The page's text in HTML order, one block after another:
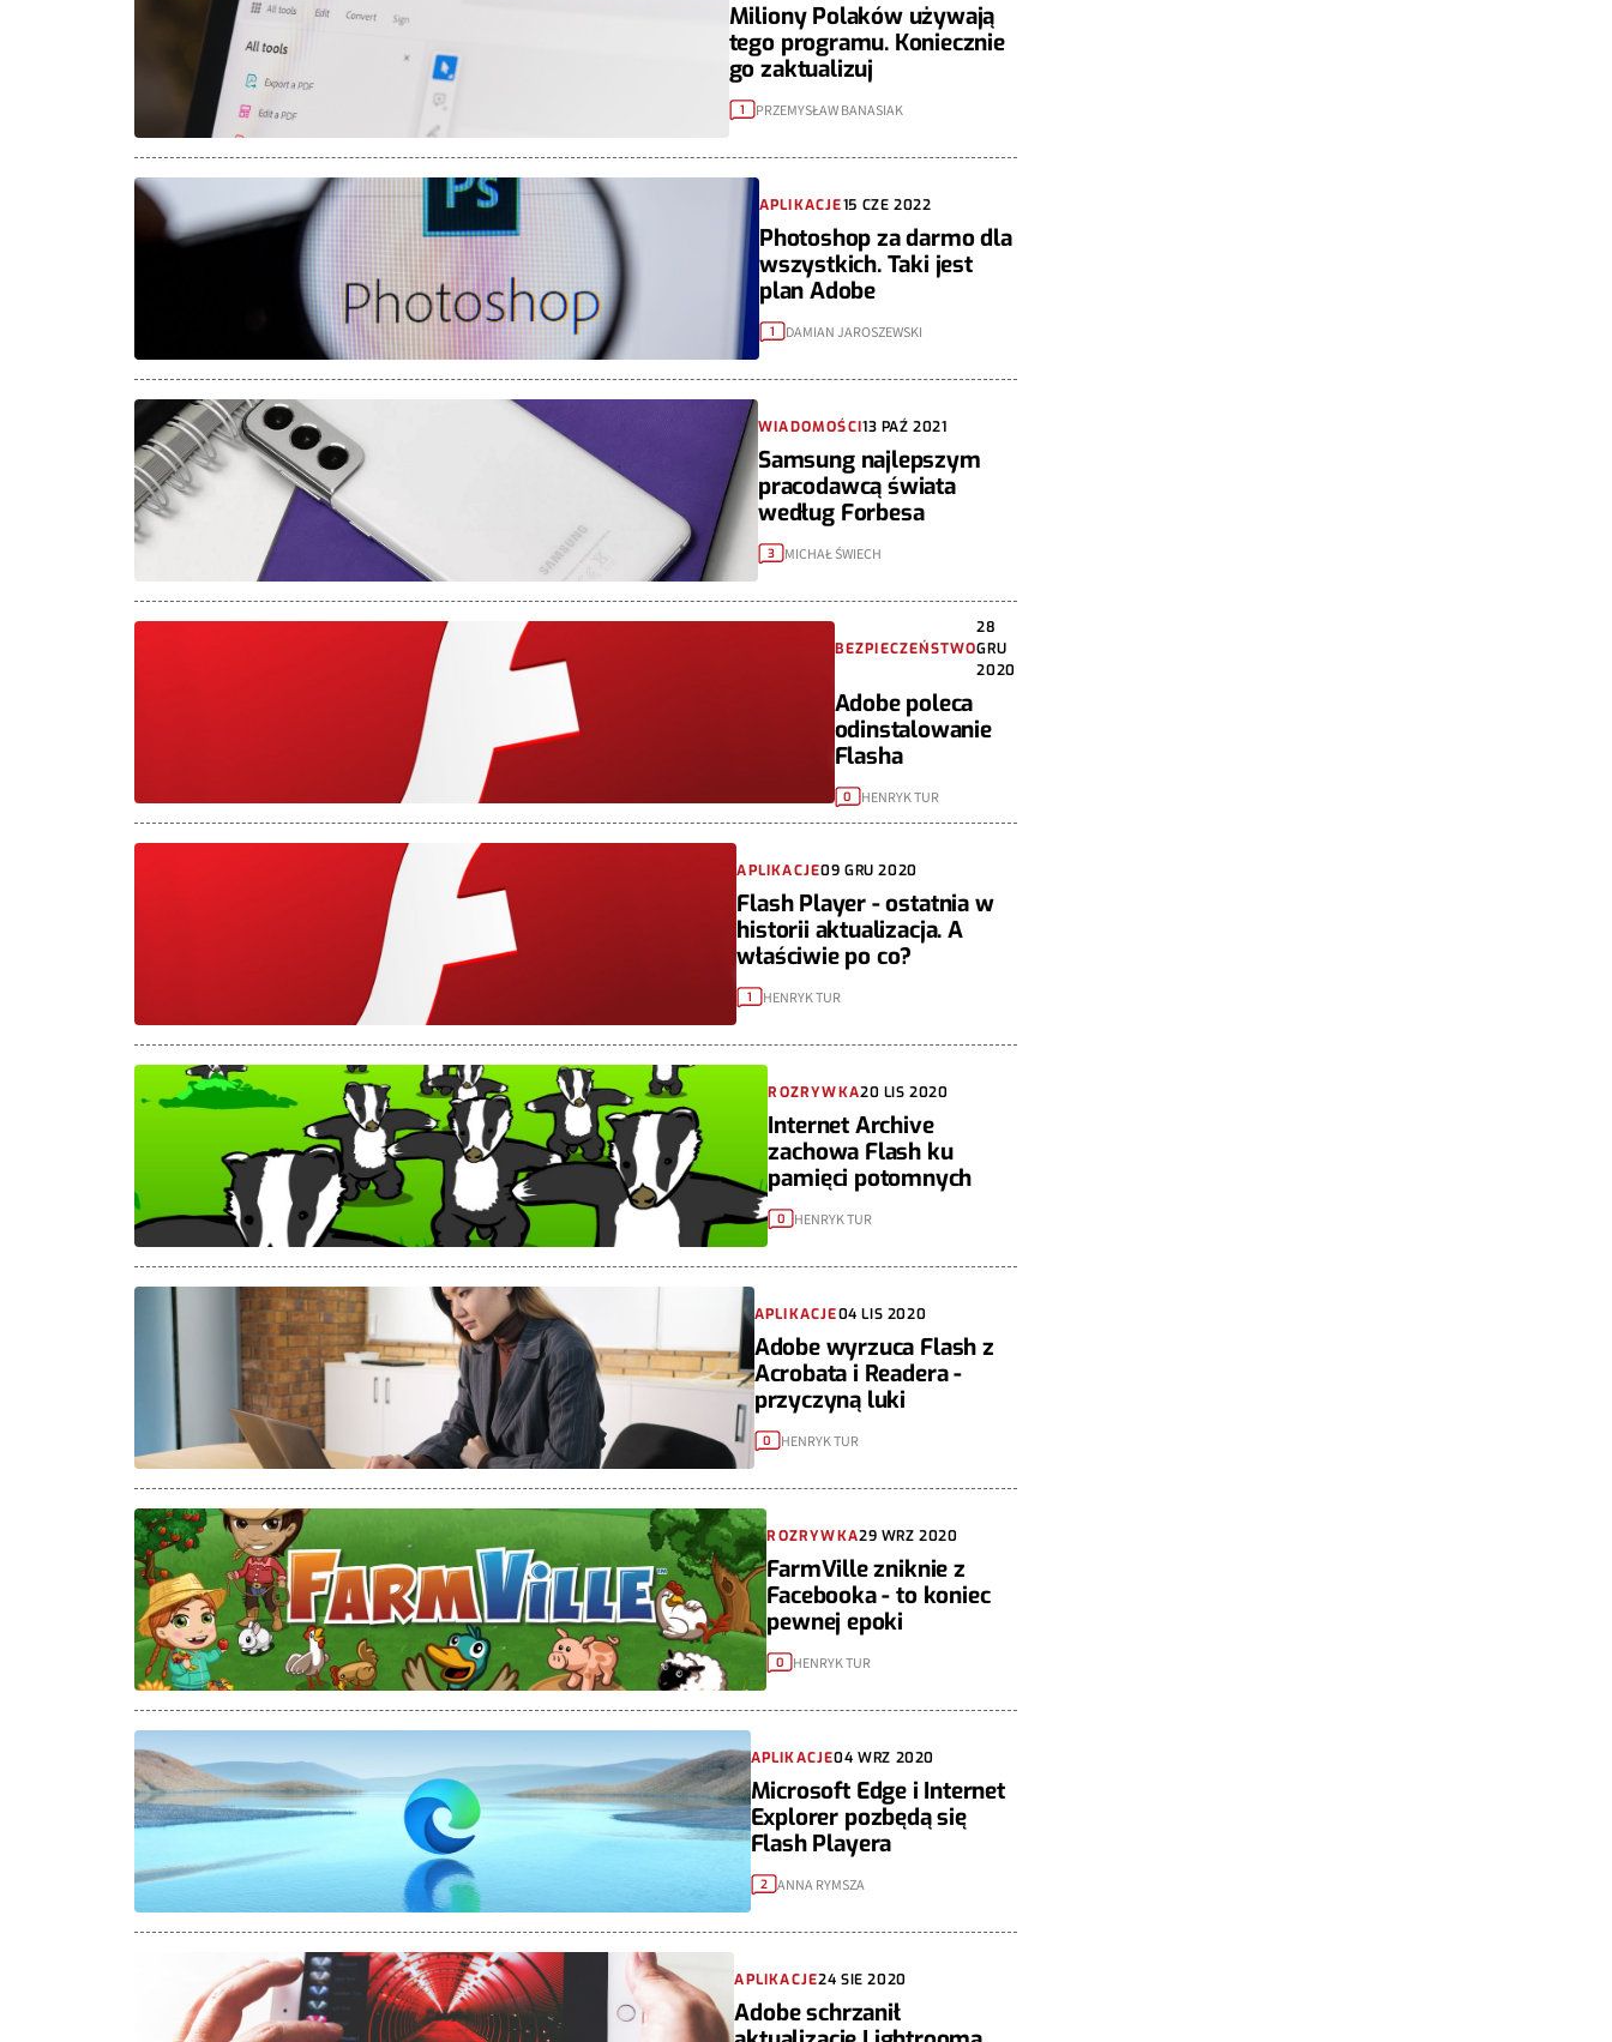
Miliony Polaków używają
tego programu. Koniecznie
go zaktualizuj
1 PRZEMYSŁAW BANASIAK
APLIKACJE15 CZE 2022
Photoshop za darmo dla
wszystkich. Taki jest
plan Adobe
1 DAMIAN JAROSZEWSKI
WIADOMOŚCI13 PAŹ 2021
Samsung najlepszym
pracodawcą świata
według Forbesa
3 MICHAŁ ŚWIECH
BEZPIECZEŃSTWO
28
GRU
2020
Adobe poleca
odinstalowanie
Flasha
0 HENRYK TUR
APLIKACJE09 GRU 2020
Flash Player - ostatnia w
historii aktualizacja. A
właściwie po co?
1 HENRYK TUR
ROZRYWKA20 LIS 2020
Internet Archive
zachowa Flash ku
pamięci potomnych
0 HENRYK TUR
APLIKACJE04 LIS 2020
Adobe wyrzuca Flash z
Acrobata i Readera -
przyczyną luki
0 HENRYK TUR
ROZRYWKA29 WRZ 2020
FarmVille zniknie z
Facebooka - to koniec
pewnej epoki
0 HENRYK TUR
APLIKACJE04 WRZ 2020
Microsoft Edge i Internet
Explorer pozbędą się
Flash Playera
2 ANNA RYMSZA
APLIKACJE24 SIE 2020
Adobe schrzanił